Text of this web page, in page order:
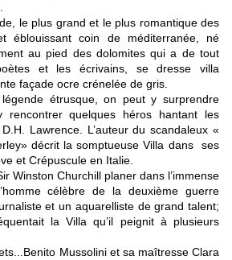
le plus grand et le plus romantique des
éblouissant coin de méditerranée, né
au pied des dolomites qui a de tout
et les écrivains, se dresse villa
façade ocre crénelée de gris.
étrusque, on peut y surprendre
rencontrer quelques héros hantant les
Lawrence. L’auteur du scandaleux «
décrit la somptueuse Villa dans ses
et Crépuscule en Italie.
Winston Churchill planer dans l’immense
célèbre de la deuxième guerre
et un aquarelliste de grand talent;
la Villa qu’il peignit à plusieurs
Mussolini et sa maîtresse Clara